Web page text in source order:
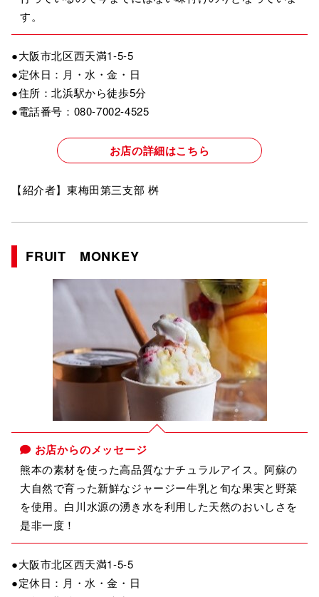
す。
●大阪市北区西天満1-5-5
●定休日：月・水・金・日
●住所：北浜駅から徒歩5分
●電話番号：080-7002-4525
お店の詳細はこちら
【紹介者】東梅田第三支部 桝
FRUIT MONKEY
お店からのメッセージ
熊本の素材を使った高品質なナチュラルアイス。阿蘇の
大自然で育った新鮮なジャージー牛乳と旬な果実と野菜
を使用。白川水源の湧き水を利用した天然のおいしさを
是非一度！
●大阪市北区西天満1-5-5
●定休日：月・水・金・日